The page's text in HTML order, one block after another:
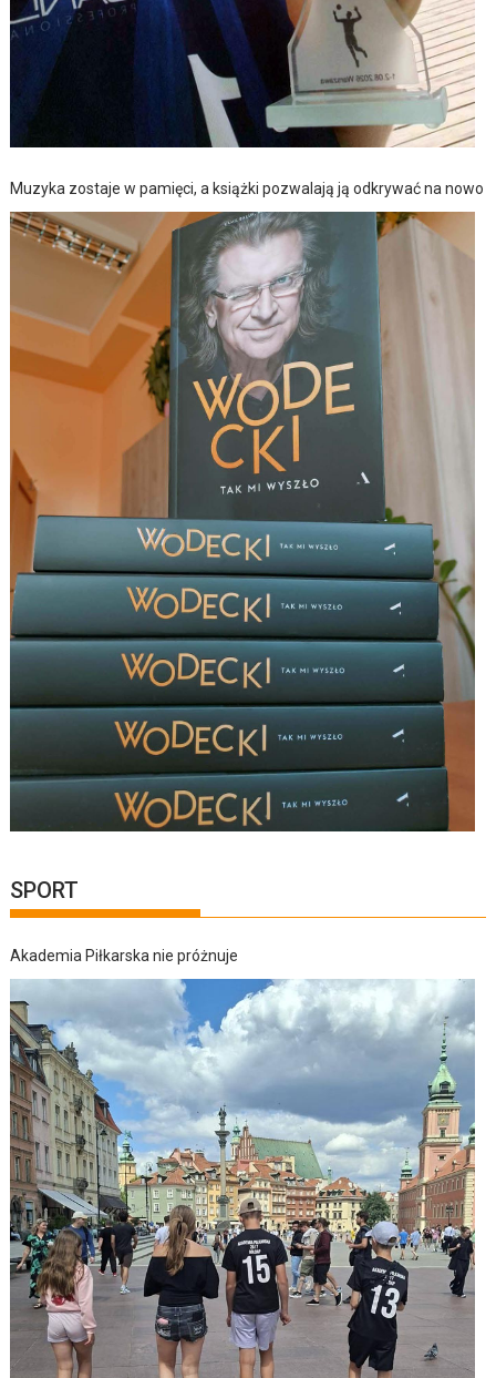
Muzyka zostaje w pamięci, a książki pozwalają ją odkrywać na nowo
SPORT
Akademia Piłkarska nie próżnuje